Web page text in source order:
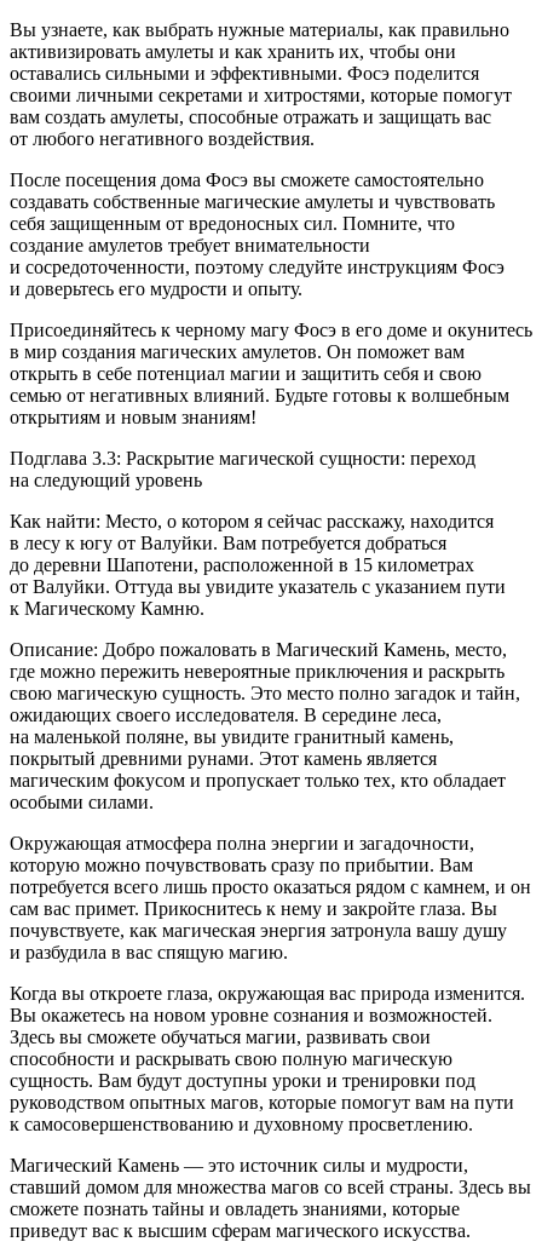
Вы узнаете, как выбрать нужные материалы, как правильно
активизировать амулеты и как хранить их, чтобы они
оставались сильными и эффективными. Фосэ поделится
своими личными секретами и хитростями, которые помогут
вам создать амулеты, способные отражать и защищать вас
от любого негативного воздействия.
После посещения дома Фосэ вы сможете самостоятельно
создавать собственные магические амулеты и чувствовать
себя защищенным от вредоносных сил. Помните, что
создание амулетов требует внимательности
и сосредоточенности, поэтому следуйте инструкциям Фосэ
и доверьтесь его мудрости и опыту.
Присоединяйтесь к черному магу Фосэ в его доме и окунитесь
в мир создания магических амулетов. Он поможет вам
открыть в себе потенциал магии и защитить себя и свою
семью от негативных влияний. Будьте готовы к волшебным
открытиям и новым знаниям!
Подглава 3.3: Раскрытие магической сущности: переход
на следующий уровень
Как найти: Место, о котором я сейчас расскажу, находится
в лесу к югу от Валуйки. Вам потребуется добраться
до деревни Шапотени, расположенной в 15 километрах
от Валуйки. Оттуда вы увидите указатель с указанием пути
к Магическому Камню.
Описание: Добро пожаловать в Магический Камень, место,
где можно пережить невероятные приключения и раскрыть
свою магическую сущность. Это место полно загадок и тайн,
ожидающих своего исследователя. В середине леса,
на маленькой поляне, вы увидите гранитный камень,
покрытый древними рунами. Этот камень является
магическим фокусом и пропускает только тех, кто обладает
особыми силами.
Окружающая атмосфера полна энергии и загадочности,
которую можно почувствовать сразу по прибытии. Вам
потребуется всего лишь просто оказаться рядом с камнем, и он
сам вас примет. Прикоснитесь к нему и закройте глаза. Вы
почувствуете, как магическая энергия затронула вашу душу
и разбудила в вас спящую магию.
Когда вы откроете глаза, окружающая вас природа изменится.
Вы окажетесь на новом уровне сознания и возможностей.
Здесь вы сможете обучаться магии, развивать свои
способности и раскрывать свою полную магическую
сущность. Вам будут доступны уроки и тренировки под
руководством опытных магов, которые помогут вам на пути
к самосовершенствованию и духовному просветлению.
Магический Камень — это источник силы и мудрости,
ставший домом для множества магов со всей страны. Здесь вы
сможете познать тайны и овладеть знаниями, которые
приведут вас к высшим сферам магического искусства.